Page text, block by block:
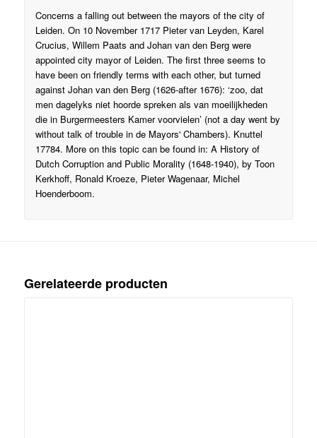
Concerns a falling out between the mayors of the city of
Leiden. On 10 November 1717 Pieter van Leyden, Karel
Crucius, Willem Paats and Johan van den Berg were
appointed city mayor of Leiden. The first three seems to
have been on friendly terms with each other, but turned
against Johan van den Berg (1626-after 1676): ‘zoo, dat
men dagelyks niet hoorde spreken als van moeilijkheden
die in Burgermeesters Kamer voorvielen’ (not a day went by
without talk of trouble in de Mayors' Chambers). Knuttel
17784. More on this topic can be found in: A History of
Dutch Corruption and Public Morality (1648-1940), by Toon
Kerkhoff, Ronald Kroeze, Pieter Wagenaar, Michel
Hoenderboom.
Gerelateerde producten